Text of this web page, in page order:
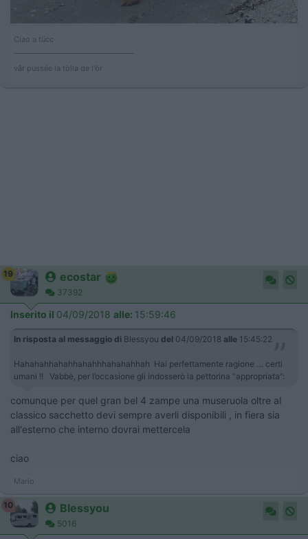
Ciao a tücc
vâr pussée la tòlla de l'òr
19 ecostar
37392
Inserito il 04/09/2018 alle: 15:59:46
In risposta al messaggio di Blessyou del 04/09/2018 alle 15:45:22
Hahahahhahahhahahhhahahahhah Hai perfettamente ragione … certi
umani !! Vabbè, per l’occasione gli indosserò la pettorina “appropriata”:
comunque per quel gran bel 4 zampe una museruola oltre al
classico sacchetto devi sempre averli disponibili , in fiera sia
all'esterno che interno dovrai mettercela
ciao
Mario
10 Blessyou
5016